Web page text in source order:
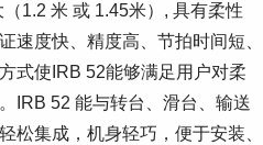
1.2 米 或 1.45米）, 具有柔性
速度快、精度高、节拍时间短、
式使IRB 52能够满足用户对柔
IRB 52 能与转台、滑台、输送
松集成，机身轻巧，便于安装、